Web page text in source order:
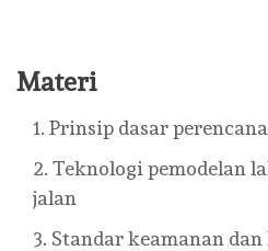
Materi
Prinsip dasar
Teknologi pemodelan
jalan
Standar keamanan